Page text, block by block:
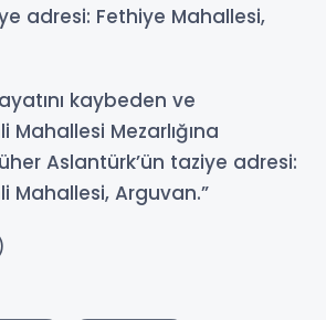
adresi: Fethiye Mahallesi,
kaybeden ve
Mahallesi Mezarlığına
Aslantürk’ün taziye adresi:
Mahallesi, Arguvan.”